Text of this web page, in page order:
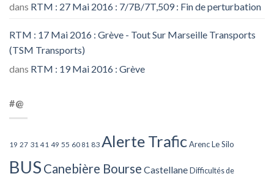
dans RTM : 27 Mai 2016 : 7/7B/7T,509 : Fin de perturbation
RTM : 17 Mai 2016 : Grève - Tout Sur Marseille Transports
(TSM Transports)
dans RTM : 19 Mai 2016 : Grève
#@
19 27 31 41 49 55 60 81 83 Alerte TraficArenc Le Silo
BUS Canebière Bourse Castellane Difficultés de